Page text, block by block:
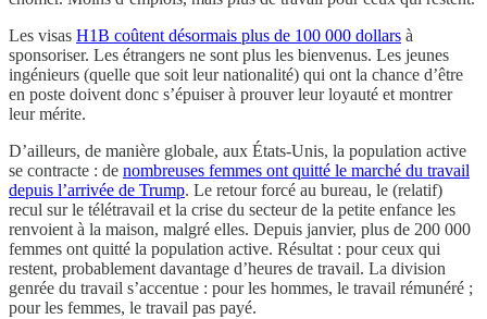
Les visas H1B coûtent désormais plus de 100 000 dollars à
sponsoriser. Les étrangers ne sont plus les bienvenus. Les jeunes
ingénieurs (quelle que soit leur nationalité) qui ont la chance d’être
en poste doivent donc s’épuiser à prouver leur loyauté et montrer
leur mérite.
D’ailleurs, de manière globale, aux États-Unis, la population active
se contracte : de nombreuses femmes ont quitté le marché du travail
depuis l’arrivée de Trump. Le retour forcé au bureau, le (relatif)
recul sur le télétravail et la crise du secteur de la petite enfance les
renvoient à la maison, malgré elles. Depuis janvier, plus de 200 000
femmes ont quitté la population active. Résultat : pour ceux qui
restent, probablement davantage d’heures de travail. La division
genrée du travail s’accentue : pour les hommes, le travail rémunéré ;
pour les femmes, le travail pas payé.